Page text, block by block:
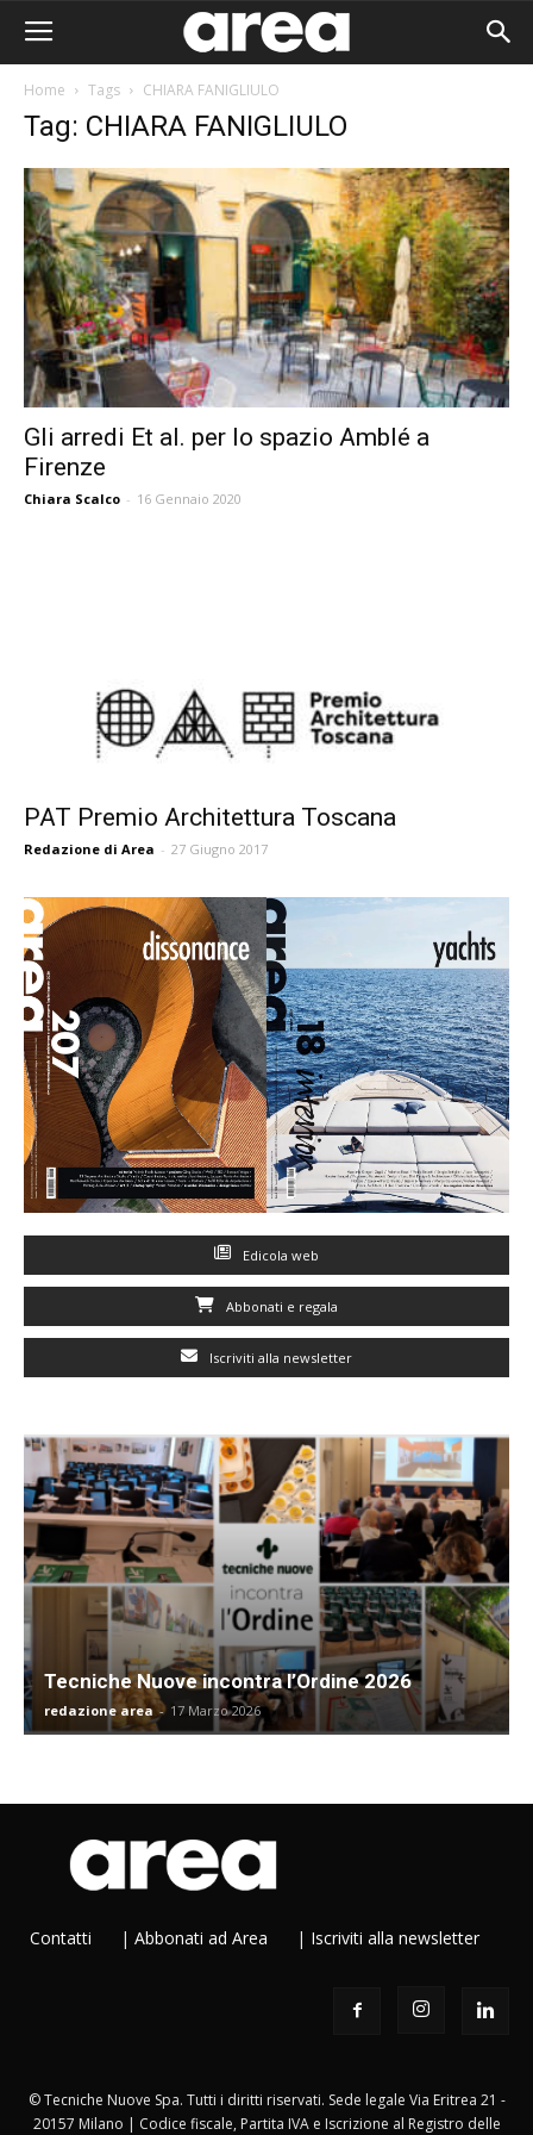
Home Tags CHIARA FANIGLIULO
Tag: CHIARA FANIGLIULO
Gli arredi Et al. per lo spazio Amblé a
Firenze
Chiara Scalco - 16 Gennaio 2020
PAT Premio Architettura Toscana
Redazione di Area - 27 Giugno 2017
Edicola web
Abbonati e regala
Iscriviti alla newsletter
Tecniche Nuove incontra l’Ordine 2026
redazione area - 17 Marzo 2026
Contatti | Abbonati ad Area | Iscriviti alla newsletter
© Tecniche Nuove Spa. Tutti i diritti riservati. Sede legale Via Eritrea 21 -
20157 Milano | Codice fiscale, Partita IVA e Iscrizione al Registro delle